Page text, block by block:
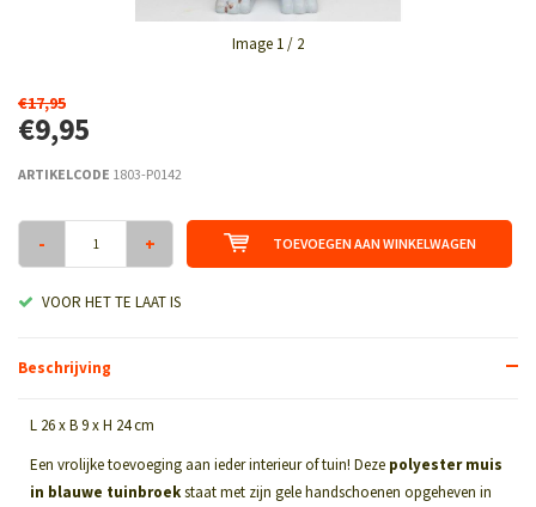
Image 1/ 2
€17,95
€9,95
ARTIKELCODE 1803-P0142
- + TOEVOEGEN AAN WINKELWAGEN
VOOR HET TE LAAT IS
Beschrijving
L 26 x B 9 x H 24 cm
Een vrolijke toevoeging aan ieder interieur of tuin! Deze polyester muis
in blauwe tuinbroekstaat met zijn gele handschoenen opgeheven in